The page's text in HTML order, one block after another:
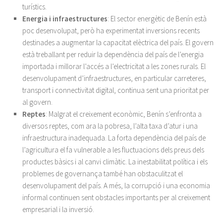
turístics.
Energia i infraestructures: El sector energètic de Benín està
poc desenvolupat, però ha experimentat inversions recents
destinades a augmentar la capacitat elèctrica del país. El govern
està treballant per reduir la dependència del país de l’energia
importada i millorar l’accés a l’electricitat a les zones rurals. El
desenvolupament d’infraestructures, en particular carreteres,
transport i connectivitat digital, continua sent una prioritat per
al govern.
Reptes: Malgrat el creixement econòmic, Benín s’enfronta a
diversos reptes, com ara la pobresa, l’alta taxa d’atur i una
infraestructura inadequada. La forta dependència del país de
l’agricultura el fa vulnerable a les fluctuacions dels preus dels
productes bàsics i al canvi climàtic. La inestabilitat política i els
problemes de governança també han obstaculitzat el
desenvolupament del país. A més, la corrupció i una economia
informal continuen sent obstacles importants per al creixement
empresarial i la inversió.